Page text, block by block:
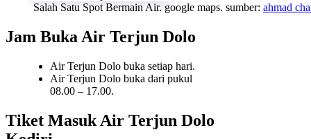
Salah Satu Spot Bermain Air. google maps. sumber: ahmad
Jam Buka Air Terjun Dolo
Air Terjun Dolo buka setiap hari.
Air Terjun Dolo buka dari pukul
08.00 – 17.00.
Tiket Masuk Air Terjun Dolo